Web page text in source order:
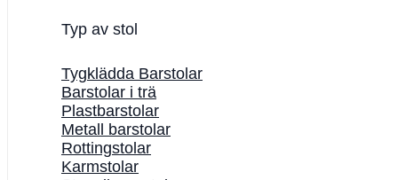
Typ av stol
Tygklädda Barstolar
Barstolar i trä
Plastbarstolar
Metall barstolar
Rottingstolar
Karmstolar